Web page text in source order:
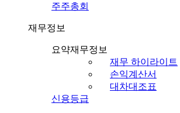
주주총회
재무정보
요약재무정보
재무 하이라이트
손익계산서
대차대조표
신용등급